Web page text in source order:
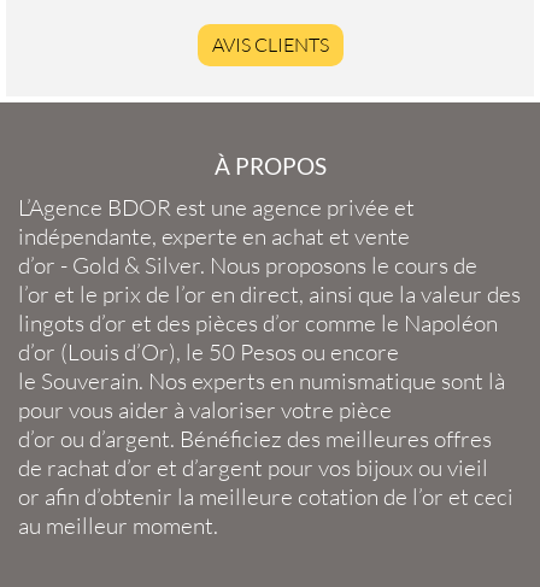
AVIS CLIENTS
À PROPOS
L’Agence BDOR est une agence privée et
indépendante, experte en achat et vente
d’or - Gold & Silver. Nous proposons le cours de
l’or et le prix de l’or en direct, ainsi que la valeur des
lingots d’or et des pièces d’or comme le Napoléon
d’or (Louis d’Or), le 50 Pesos ou encore
le Souverain. Nos experts en numismatique sont là
pour vous aider à valoriser votre pièce
d’or ou d’argent. Bénéficiez des meilleures offres
de rachat d’or et d’argent pour vos bijoux ou vieil
or afin d’obtenir la meilleure cotation de l’or et ceci
au meilleur moment.